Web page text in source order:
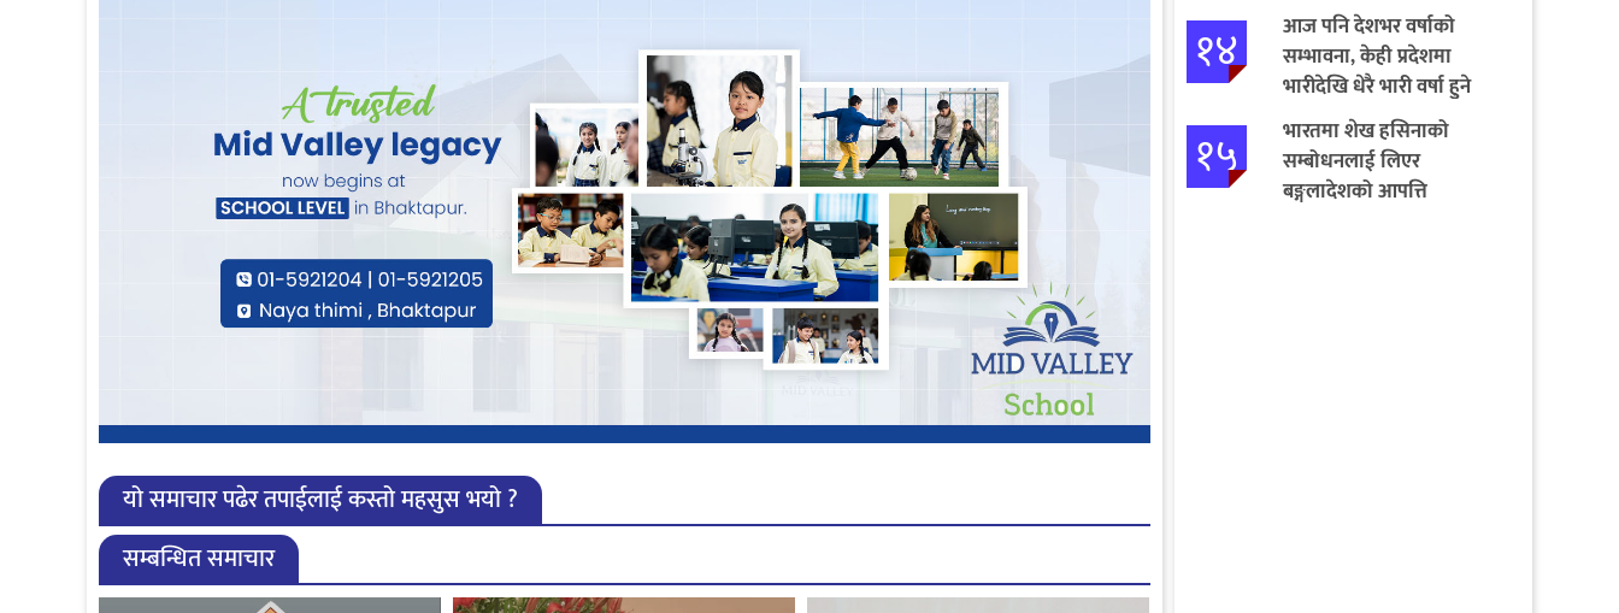
यो समाचार पढेर तपाईलाई कस्तो महसुस भयो ?
सम्बन्धित समाचार
१४
आज पनि देशभर वर्षाको
सम्भावना, केही प्रदेशमा
भारीदेखि धेरै भारी वर्षा हुने
चेतावनी
१५
भारतमा शेख हसिनाको
सम्बोधनलाई लिएर
बङ्गलादेशको आपत्ति